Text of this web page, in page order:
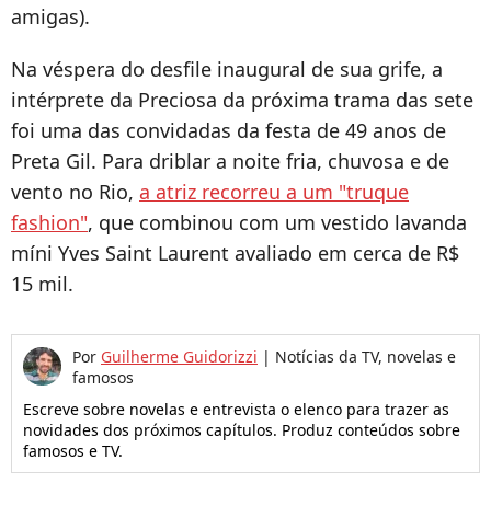
amigas).
Na véspera do desfile inaugural de sua grife, a
intérprete da Preciosa da próxima trama das sete
foi uma das convidadas da festa de 49 anos de
Preta Gil. Para driblar a noite fria, chuvosa e de
vento no Rio, a atriz recorreu a um "truque
fashion", que combinou com um vestido lavanda
míni Yves Saint Laurent avaliado em cerca de R$
15 mil.
Por Guilherme Guidorizzi | Notícias da TV, novelas e
famosos
Escreve sobre novelas e entrevista o elenco para trazer as
novidades dos próximos capítulos. Produz conteúdos sobre
famosos e TV.